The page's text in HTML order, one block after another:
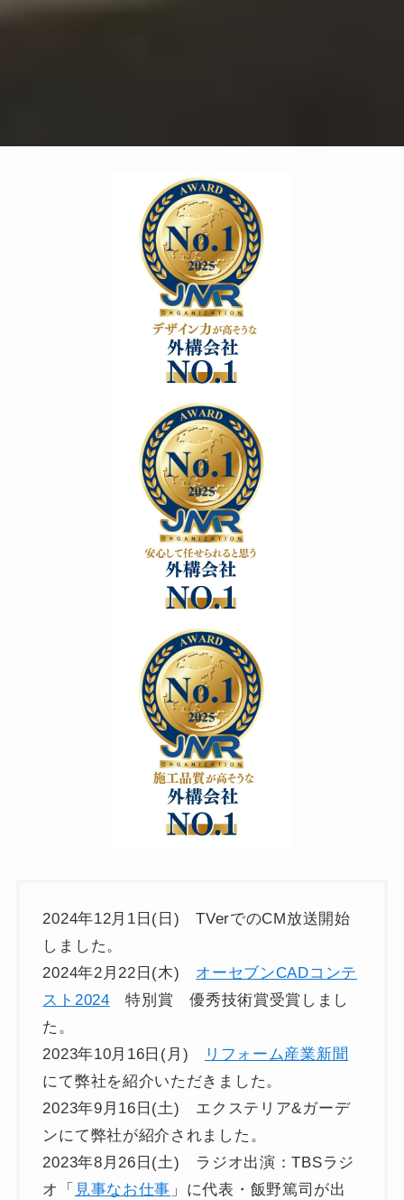
2024年12月1日(日) TVerでのCM放送開始
しました。
2024年2月22日(木) オーセブンCADコンテ
スト2024 特別賞 優秀技術賞受賞しまし
た。
2023年10月16日(月)
リフォーム産業新聞
にて弊社を紹介いただきました。
2023年9月16日(土) エクステリア&ガーデ
ンにて弊社が紹介されました。
2023年8月26日(土) ラジオ出演：TBSラジ
オ「 見事なお仕事 」に代表・飯野篤司が出